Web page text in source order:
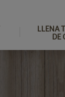
LLENA
DE